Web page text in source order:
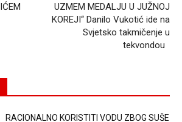
UZMEM MEDALJU U JUŽNOJ
KOREJI“ Danilo Vukotić ide na
Svjetsko takmičenje u
tekvondou
RACIONALNO KORISTITI VODU ZBOG SUŠE